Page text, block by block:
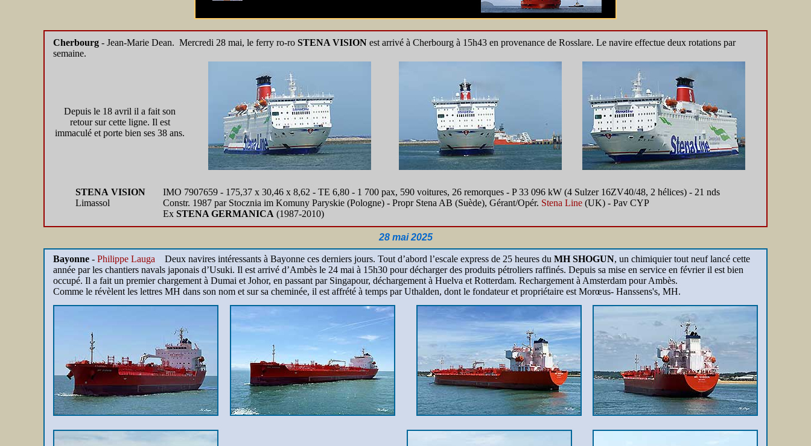
Cherbourg - Jean-Marie Dean. Mercredi 28 mai, le ferry ro-ro STENA VISION est arrivé à Cherbourg à 15h43 en provenance de Rosslare. Le navire effectue deux rotations par
semaine.
Depuis le 18 avril il a fait son
retour sur cette ligne. Il est
immaculé et porte bien ses 38 ans.
STENA VISION
Limassol
IMO 7907659 - 175,37 x 30,46 x 8,62 - TE 6,80 - 1 700 pax, 590 voitures, 26 remorques - P 33 096 kW (4 Sulzer 16ZV40/48, 2 hélices) - 21 nds
Constr. 1987 par Stocznia im Komuny Paryskie (Pologne) - Propr Stena AB (Suède), Gérant/Opér. Stena Line (UK) - Pav CYP
Ex STENA GERMANICA (1987-2010)
28 mai 2025
Bayonne - Philippe Lauga Deux navires intéressants à Bayonne ces derniers jours. Tout d’abord l’escale express de 25 heures du MH SHOGUN, un chimiquier tout neuf lancé cette
année par les chantiers navals japonais d’Usuki. Il est arrivé d’Ambès le 24 mai à 15h30 pour décharger des produits pétroliers raffinés. Depuis sa mise en service en février il est bien
occupé. Il a fait un premier chargement à Dumai et Johor, en passant par Singapour, déchargement à Huelva et Rotterdam. Rechargement à Amsterdam pour Ambès.
Comme le révèlent les lettres MH dans son nom et sur sa cheminée, il est affrété à temps par Uthalden, dont le fondateur et propriétaire est Morœus- Hanssens's, MH.